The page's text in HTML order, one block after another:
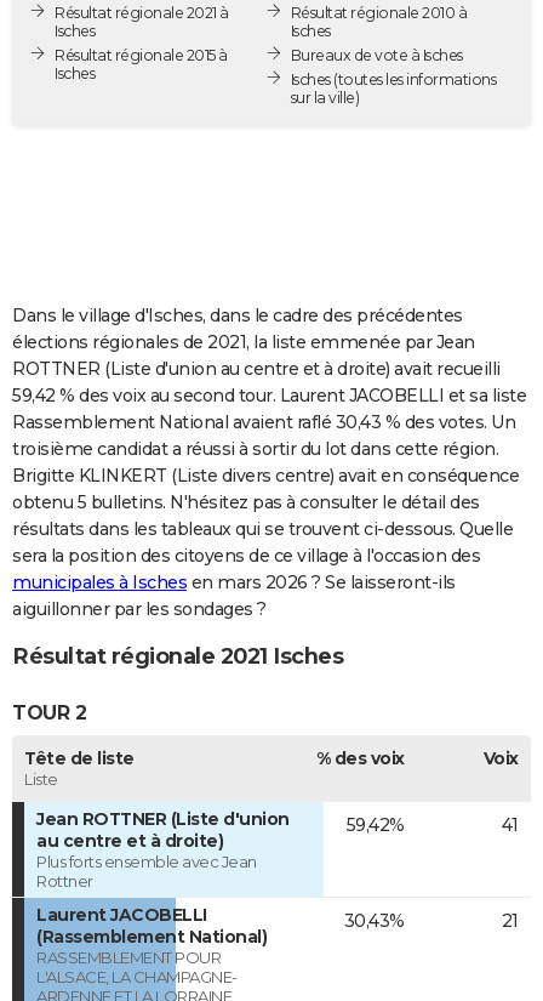
Destinations
City break
Voyage nature
Voyage de noces
Forum
PHOTO
GUIDES D'ACHAT
COPAINS D'AVANT
S'inscrire
Se connecter
Lycées
Collèges
Primaires
Universités
Entreprises
Service militaire
Avis de recherche
AVIS DE DÉCÈS
FORUM
Bricolage
Lifestyle
Culture
Sport
Auto
Television
Voyage
Cinema
Résultat régionale 2021 à
Isches
Résultat régionale 2015 à
Isches
Résultat régionale 2010 à
Isches
Bureaux de vote à Isches
Isches(toutes les informations
sur la ville)
Dans le village d'Isches, dans le cadre des précédentes
élections régionales de 2021, la liste emmenée par Jean
ROTTNER (Liste d'union au centre et à droite) avait recueilli
59,42 % des voix au second tour. Laurent JACOBELLI et sa liste
Rassemblement National avaient raflé 30,43 % des votes. Un
troisième candidat a réussi à sortir du lot dans cette région.
Brigitte KLINKERT (Liste divers centre) avait en conséquence
obtenu 5 bulletins. N'hésitez pas à consulter le détail des
résultats dans les tableaux qui se trouvent ci-dessous. Quelle
sera la position des citoyens de ce village à l'occasion des
municipales à Isches en mars 2026 ? Se laisseront-ils
aiguillonner par les sondages ?
Résultat régionale 2021 Isches
TOUR 2
Tête de liste
Liste
% des voix Voix
Jean ROTTNER (Liste d'union
au centre et à droite)
Plus forts ensemble avec Jean
Rottner
59,42% 41
Laurent JACOBELLI
(Rassemblement National)
RASSEMBLEMENT POUR
L'ALSACE, LA CHAMPAGNE-
ARDENNE ET LA LORRAINE
30,43% 21